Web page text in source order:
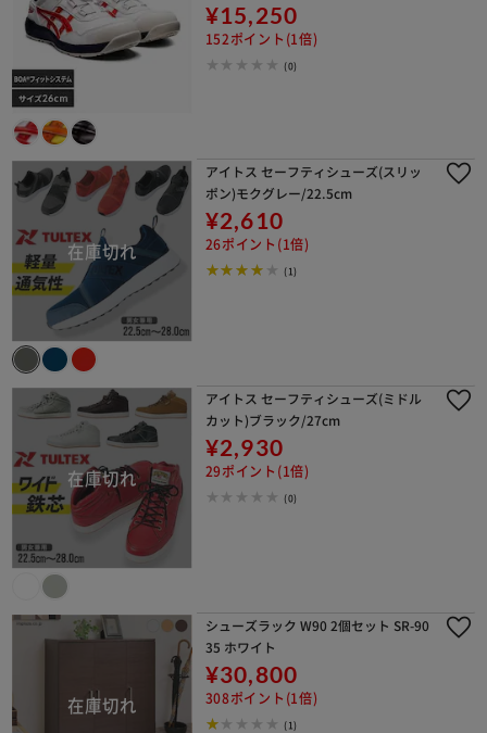
¥15,250
152ポイント(1倍)
(0)
アイトス セーフティシューズ(スリッ
ポン)モクグレー/22.5cm
¥2,610
26ポイント(1倍)
(1)
アイトス セーフティシューズ(ミドル
カット)ブラック/27cm
¥2,930
29ポイント(1倍)
(0)
シューズラック W90 2個セット SR-90
35 ホワイト
¥30,800
308ポイント(1倍)
(1)